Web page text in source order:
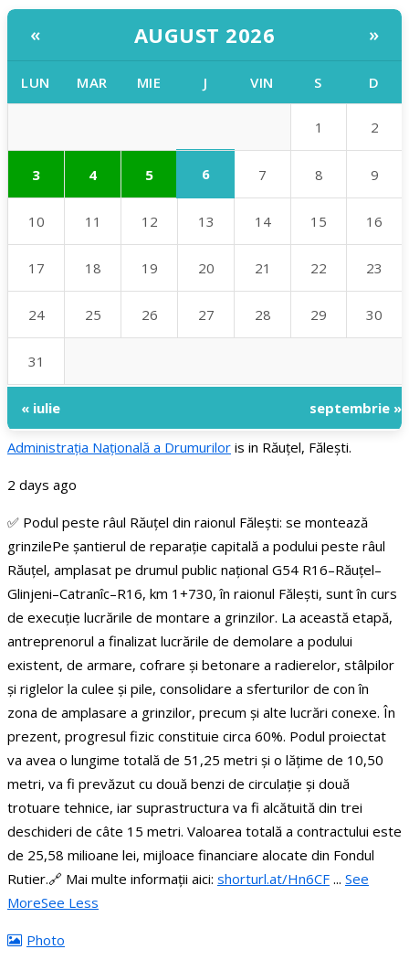
« AUGUST 2026 »
LUN MAR MIE J VIN S D
1 2
3 4 5 6 7 8 9
10 11 12 13 14 15 16
17 18 19 20 21 22 23
24 25 26 27 28 29 30
31
« iulie septembrie »
Administraţia Națională a Drumurilor is in Răuțel, Fălești.
2 days ago
✅ Podul peste râul Răuțel din raionul Fălești: se montează
grinzilePe șantierul de reparație capitală a podului peste râul
Răuțel, amplasat pe drumul public național G54 R16–Răuțel–
Glinjeni–Catranîc–R16, km 1+730, în raionul Fălești, sunt în curs
de execuție lucrările de montare a grinzilor. La această etapă,
antreprenorul a finalizat lucrările de demolare a podului
existent, de armare, cofrare și betonare a radierelor, stâlpilor
și riglelor la culee și pile, consolidare a sferturilor de con în
zona de amplasare a grinzilor, precum și alte lucrări conexe. În
prezent, progresul fizic constituie circa 60%. Podul proiectat
va avea o lungime totală de 51,25 metri și o lățime de 10,50
metri, va fi prevăzut cu două benzi de circulație și două
trotuare tehnice, iar suprastructura va fi alcătuită din trei
deschideri de câte 15 metri. Valoarea totală a contractului este
de 25,58 milioane lei, mijloace financiare alocate din Fondul
Rutier.🔗 Mai multe informații aici: shorturl.at/Hn6CF ... See
MoreSee Less
Photo